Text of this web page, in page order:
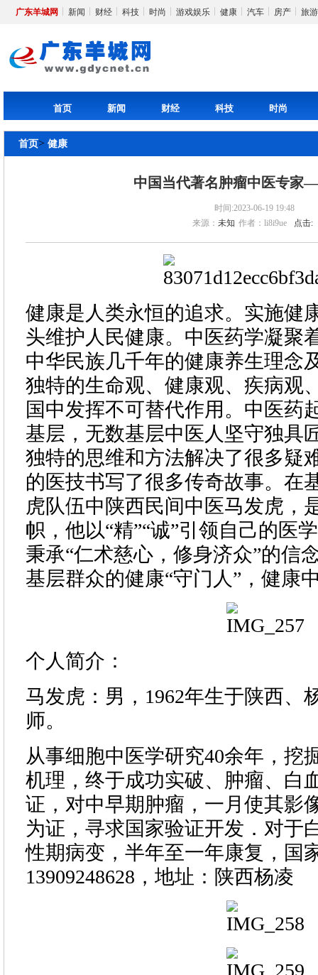
广东羊城网 新闻 财经 科技 时尚 游戏娱乐 健康 汽车 房产 旅游
首页 新闻 财经 科技 时尚
首页> 健康
中国当代著名肿瘤中医专家
时间:2023-06-19 19:48
来源： 未知 作者：li8i9ue 点击:
健康是人类永恒的追求。实施健
头维护人民健康。中医药学凝聚
中华民族几千年的健康养生理念
独特的生命观、健康观、疾病观
国中发挥不可替代作用。中医药
基层，无数基层中医人坚守独具
独特的思维和方法解决了很多疑
的医技书写了很多传奇故事。在
虎队伍中陕西民间中医马发虎，
帜，他以“精”“诚”引领自己的医
秉承“仁术慈心，修身济众”的信
基层群众的健康“守门人”，健康
个人简介：
马发虎：男，1962年生于陕西、
师。
从事细胞中医学研究40余年，挖
机理，终于成功实破、肿瘤、白
证，对中早期肿瘤，一月使其影
为证，寻求国家验证开发．对于
性期病变，半年至一年康复，国
13909248628，地址：陕西杨凌